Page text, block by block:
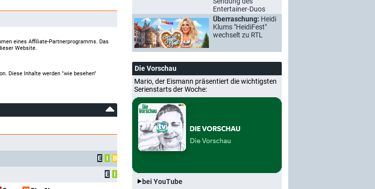
eines Affiliate-Partnerprogramms. Das
Website.
Diese Inhalte werden "wie besehen"
E I
B
E I
Entertainer-Duos
Überraschung: Heidi
Klums "HeidiFest"
wechselt zu RTL
Die Vorschau
Mario, der Eismann präsentiert die wichtigsten
Serienstarts der Woche:
bei YouTube